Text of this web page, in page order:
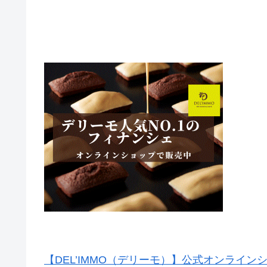
【DEL’IMMO（デリーモ）】公式オンライン